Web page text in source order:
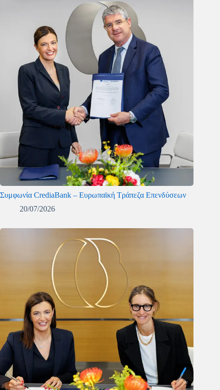
Συμφωνία CrediaBank – Ευρωπαϊκή Τράπεζα Επενδύσεων
20/07/2026